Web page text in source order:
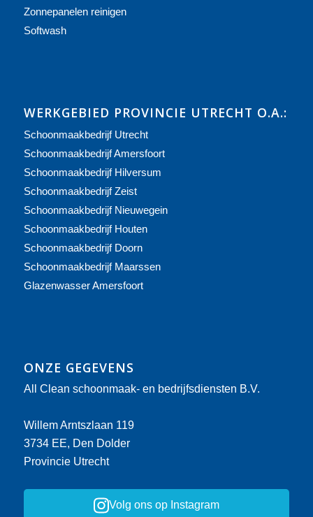
Zonnepanelen reinigen
Softwash
WERKGEBIED PROVINCIE UTRECHT O.A.:
Schoonmaakbedrijf Utrecht
Schoonmaakbedrijf Amersfoort
Schoonmaakbedrijf Hilversum
Schoonmaakbedrijf Zeist
Schoonmaakbedrijf Nieuwegein
Schoonmaakbedrijf Houten
Schoonmaakbedrijf Doorn
Schoonmaakbedrijf Maarssen
Glazenwasser Amersfoort
ONZE GEGEVENS
All Clean schoonmaak- en bedrijfsdiensten B.V.
Willem Arntszlaan 119
3734 EE, Den Dolder
Provincie Utrecht
Volg ons op Instagram